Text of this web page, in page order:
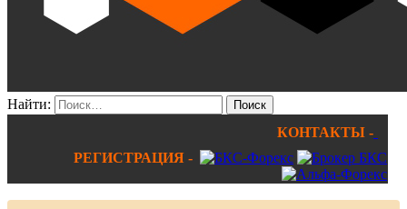
Найти:
КОНТАКТЫ -
РЕГИСТРАЦИЯ -